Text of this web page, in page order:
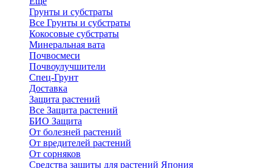
Грунты и субстраты
Все Грунты и субстраты
Кокосовые субстраты
Минеральная вата
Почвосмеси
Почвоулучшители
Спец-Грунт
Доставка
Защита растений
Все Защита растений
БИО Защита
От болезней растений
От вредителей растений
От сорняков
Средства защиты для растений Япония